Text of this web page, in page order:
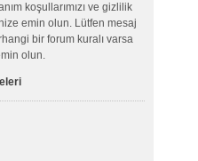
koşullarımızı ve gizlilik
emin olun. Lütfen mesaj
bir forum kuralı varsa
olun.